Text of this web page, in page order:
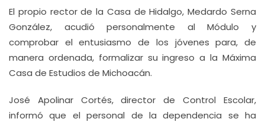
El propio rector de la Casa de Hidalgo, Medardo Serna
González, acudió personalmente al Módulo y
comprobar el entusiasmo de los jóvenes para, de
manera ordenada, formalizar su ingreso a la Máxima
Casa de Estudios de Michoacán.
José Apolinar Cortés, director de Control Escolar,
informó que el personal de la dependencia se ha